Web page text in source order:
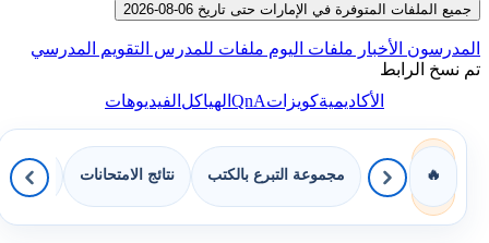
جميع الملفات المتوفرة في الإمارات حتى تاريخ 06-08-2026
المدرسون الأخبار ملفات اليوم ملفات للمدرس التقويم المدرسي
تم نسخ الرابط
الأكاديميةكويزاتQnAالهياكلالفيديوهات
🔥 مجموعة التبرع بالكتب نتائج الامتحانات